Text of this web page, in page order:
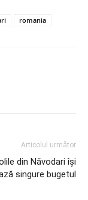
romania
Articolul următor
din Năvodari îşi
singure bugetul